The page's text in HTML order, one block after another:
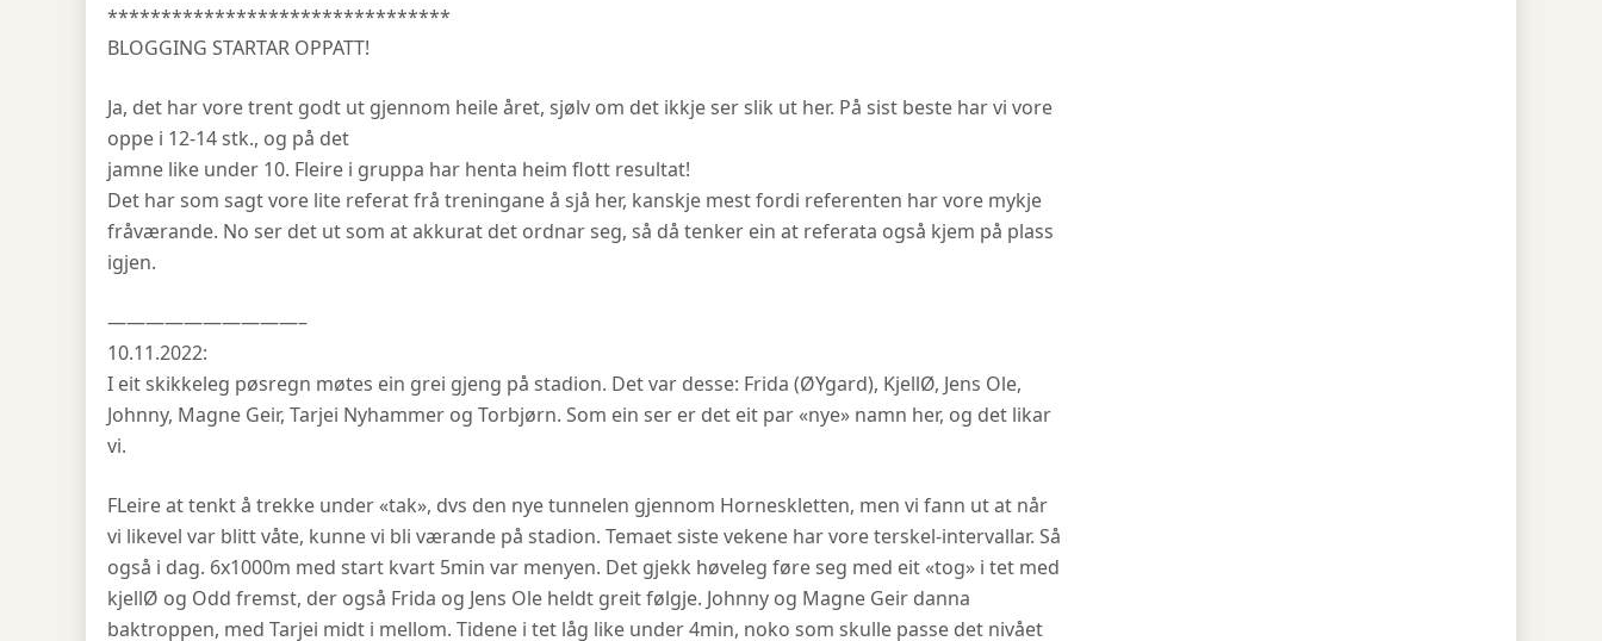
********************************
BLOGGING STARTAR OPPATT!
Ja, det har vore trent godt ut gjennom heile året, sjølv om det ikkje ser slik ut her. På sist beste har vi vore
oppe i 12-14 stk., og på det
jamne like under 10. Fleire i gruppa har henta heim flott resultat!
Det har som sagt vore lite referat frå treningane å sjå her, kanskje mest fordi referenten har vore mykje
fråværande. No ser det ut som at akkurat det ordnar seg, så då tenker ein at referata også kjem på plass
igjen.
——————————–
10.11.2022:
I eit skikkeleg pøsregn møtes ein grei gjeng på stadion. Det var desse: Frida (ØYgard), KjellØ, Jens Ole,
Johnny, Magne Geir, Tarjei Nyhammer og Torbjørn. Som ein ser er det eit par «nye» namn her, og det likar
vi.
FLeire at tenkt å trekke under «tak», dvs den nye tunnelen gjennom Horneskletten, men vi fann ut at når
vi likevel var blitt våte, kunne vi bli værande på stadion. Temaet siste vekene har vore terskel-intervallar. Så
også i dag. 6x1000m med start kvart 5min var menyen. Det gjekk høveleg føre seg med eit «tog» i tet med
kjellØ og Odd fremst, der også Frida og Jens Ole heldt greit følgje. Johnny og Magne Geir danna
baktroppen, med Tarjei midt i mellom. Tidene i tet låg like under 4min, noko som skulle passe det nivået